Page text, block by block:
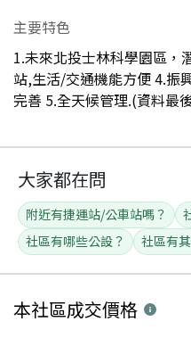
主要特色
1.未來北投士林科學園區，
站,生活/交通機能方便 4.振
完善 5.全天候管理.(資料最
大家都在問
附近有捷運站/公車站嗎？
社區有哪些公設？
社區有
本社區成交價格